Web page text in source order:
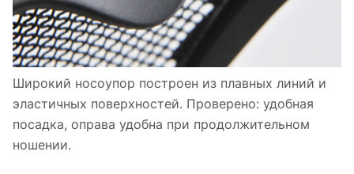
Широкий носоупор построен из плавных линий и
эластичных поверхностей. Проверено: удобная
посадка, оправа удобна при продолжительном
ношении.